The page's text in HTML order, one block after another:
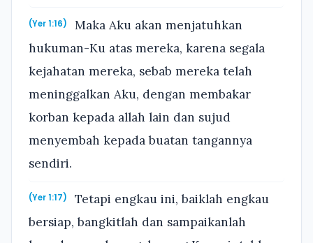
(Yer 1:16)
Maka Aku akan menjatuhkan
hukuman-Ku atas mereka, karena segala
kejahatan mereka, sebab mereka telah
meninggalkan Aku, dengan membakar
korban kepada allah lain dan sujud
menyembah kepada buatan tangannya
sendiri.
(Yer 1:17)
Tetapi engkau ini, baiklah engkau
bersiap, bangkitlah dan sampaikanlah